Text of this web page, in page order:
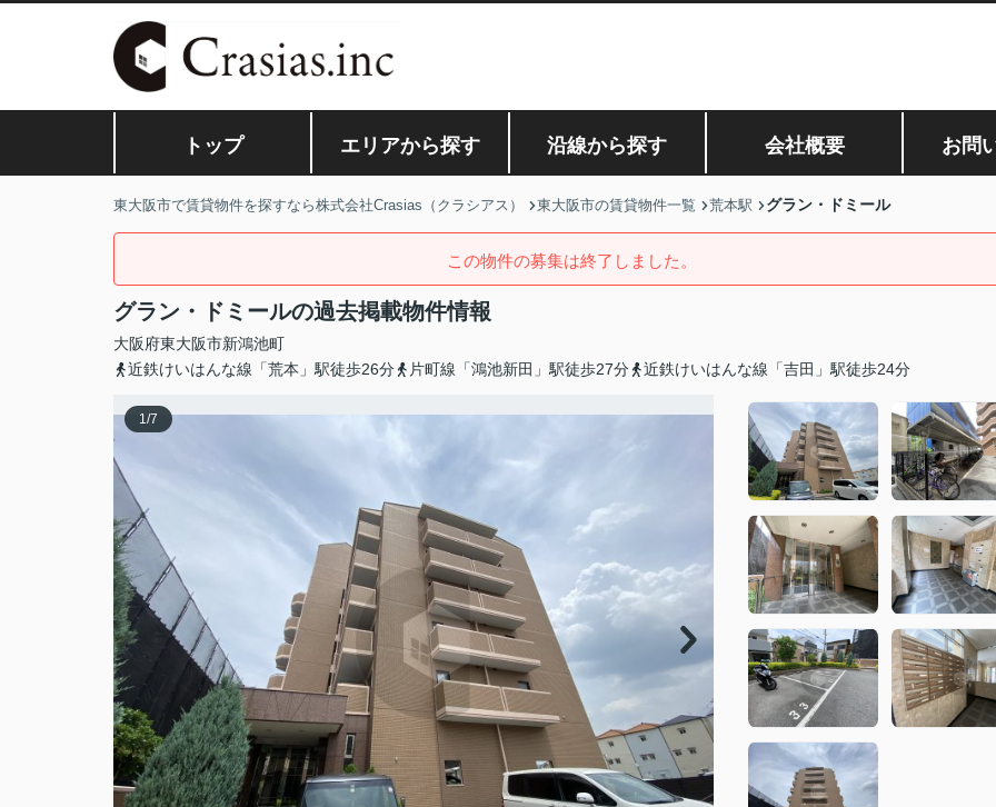
トップ エリアから探す 沿線から探す 会社概要 お問
東大阪市で賃貸物件を探すなら株式会社Crasias（クラシアス） 東大阪市の賃貸物件一覧 荒本駅 グラン・ドミール
この物件の募集は終了しました。
グラン・ドミールの過去掲載物件情報
大阪府東大阪市新鴻池町
近鉄けいはんな線「荒本」駅徒歩26分
片町線「鴻池新田」駅徒歩27分 近鉄けいはんな線「吉田」駅徒歩24分
1/7